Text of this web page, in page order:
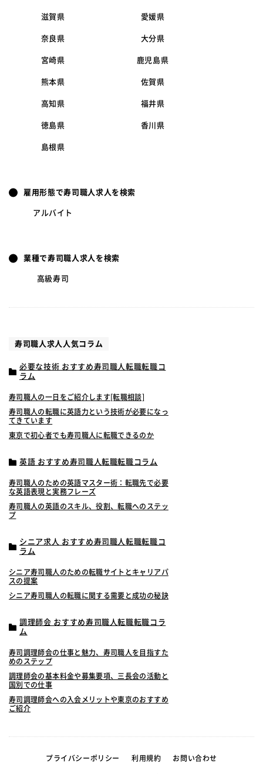
滋賀県 愛媛県
奈良県 大分県
宮崎県 鹿児島県
熊本県 佐賀県
高知県 福井県
徳島県 香川県
島根県
雇用形態で寿司職人求人を検索
アルバイト
業種で寿司職人求人を検索
高級寿司
寿司職人求人人気コラム
必要な技術 おすすめ寿司職人転職転職コ
ラム
寿司職人の一日をご紹介します[転職相談]
寿司職人の転職に英語力という技術が必要になっ
てきています
東京で初心者でも寿司職人に転職できるのか
英語 おすすめ寿司職人転職転職コラム
寿司職人のための英語マスター術：転職先で必要
な英語表現と実務フレーズ
寿司職人の英語のスキル、役割、転職へのステッ
プ
シニア求人 おすすめ寿司職人転職転職コ
ラム
シニア寿司職人のための転職サイトとキャリアパ
スの提案
シニア寿司職人の転職に関する需要と成功の秘訣
調理師会 おすすめ寿司職人転職転職コラ
ム
寿司調理師会の仕事と魅力、寿司職人を目指すた
めのステップ
調理師会の基本料金や募集要項、三長会の活動と
国別での仕事
寿司調理師会への入会メリットや東京のおすすめ
ご紹介
プライバシーポリシー 利用規約 お問い合わせ